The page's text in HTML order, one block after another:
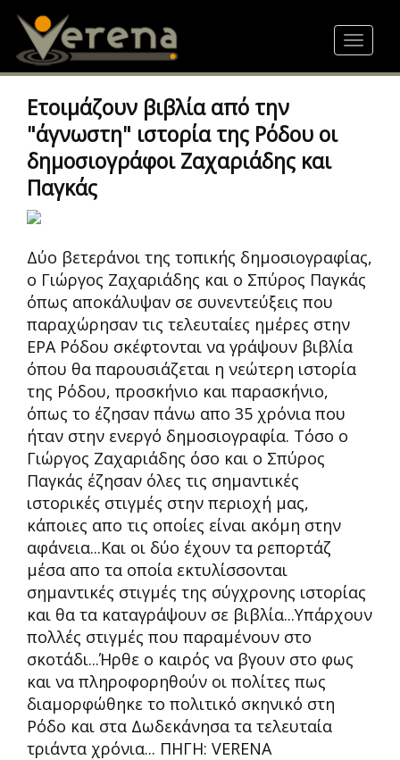
content
Toggle
Ετοιμάζουν βιβλία από την
"άγνωστη" ιστορία της Ρόδου οι
δημοσιογράφοι Ζαχαριάδης και
Παγκάς
Δύο βετεράνοι της τοπικής δημοσιογραφίας,
ο Γιώργος Ζαχαριάδης και ο Σπύρος Παγκάς
όπως αποκάλυψαν σε συνεντεύξεις που
παραχώρησαν τις τελευταίες ημέρες στην
ΕΡΑ Ρόδου σκέφτονται να γράψουν βιβλία
όπου θα παρουσιάζεται η νεώτερη ιστορία
της Ρόδου, προσκήνιο και παρασκήνιο,
όπως το έζησαν πάνω απο 35 χρόνια που
ήταν στην ενεργό δημοσιογραφία. Τόσο ο
Γιώργος Ζαχαριάδης όσο και ο Σπύρος
Παγκάς έζησαν όλες τις σημαντικές
ιστορικές στιγμές στην περιοχή μας,
κάποιες απο τις οποίες είναι ακόμη στην
αφάνεια...Και οι δύο έχουν τα ρεπορτάζ
μέσα απο τα οποία εκτυλίσσονται
σημαντικές στιγμές της σύγχρονης ιστορίας
και θα τα καταγράψουν σε βιβλία...Υπάρχουν
πολλές στιγμές που παραμένουν στο
σκοτάδι...Ήρθε ο καιρός να βγουν στο φως
και να πληροφορηθούν οι πολίτες πως
διαμορφώθηκε το πολιτικό σκηνικό στη
Ρόδο και στα Δωδεκάνησα τα τελευταία
τριάντα χρόνια... ΠΗΓΗ: VERENA